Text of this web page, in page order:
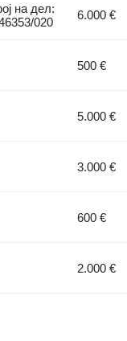
на дел:
020
6.000 €
500 €
5.000 €
3.000 €
600 €
2.000 €